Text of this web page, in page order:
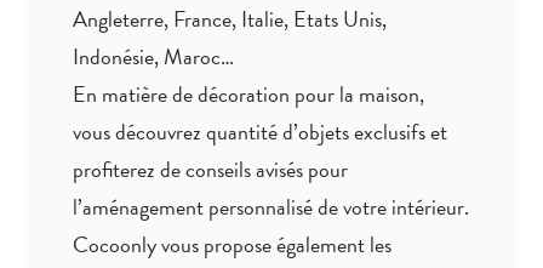
Angleterre, France, Italie, Etats Unis,
Indonésie, Maroc…
En matière de décoration pour la maison,
vous découvrez quantitéd’objets exclusifset
profiterez deconseils aviséspour
l’aménagement personnalisé de votre intérieur.
Cocoonly vous propose également les